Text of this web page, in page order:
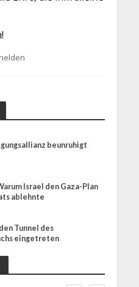
beunruhigt
Israel den Gaza-Plan
ablehnte
Tunnel des
eingetreten